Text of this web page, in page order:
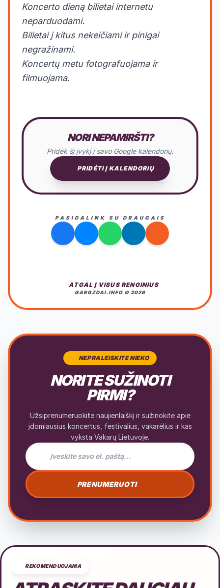
Koncerto dieną bilietai internetu
neparduodami.
Bilietai į kitus nekeičiami ir pinigai
negražinami.
Koncertų metu fotografuojama ir
filmuojama.
NORI NEPAMIRŠTI?
Pridėk šį įvykį į savo Google kalendorių.
PRIDĖTI Į KALENDORIŲ
PASIDALINK SU DRAUGAIS
ATGAL Į VISUS RENGINIUS
GARGZDAI.INFO © 2026
NEPRALEISKITE NIEKO
NORITE SUŽINOTI
PIRMI?
Užsiprenumeruokite naujienlaiškį ir sužinokite apie
įdomiausius koncertus, festivalius, vakarėlius ir kas
vyksta Vakarų Lietuvoje.
El. pašto adresas naujienlaiškiui
PRENUMERUOTI
REKOMENDUOJAMA